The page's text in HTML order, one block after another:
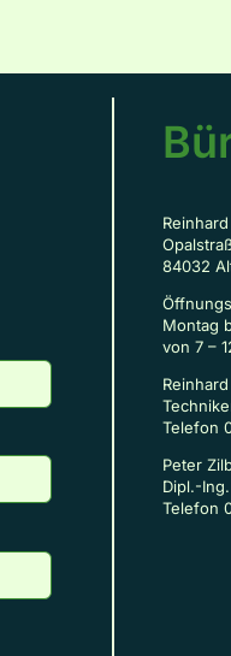
84032
Montag
von 7 –
Telefon
Peter
Dipl.-
Telefon